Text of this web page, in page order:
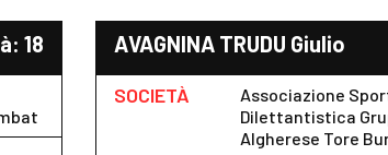
18 AVAGNINA TRUDU Giulio
SOCIETÀ
Associazione
Dilettantistica
Algherese Tore